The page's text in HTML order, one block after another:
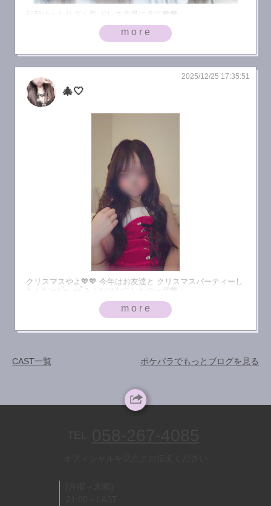
毎日ゆったりダル着 ドレス姿見に来て💖💖
more
🎄🤍
2025/12/25 17:35:51
クリスマスやよ💖💖 今年はお友達と クリスマスパーティーし
たんだー꒰՞ɞ̴̶̷̥⩊ɞ̴̶̷̥꒱֯ みんなはなにしたのー🥹💖
more
ポケパラでもっとブログを見る
CAST一覧